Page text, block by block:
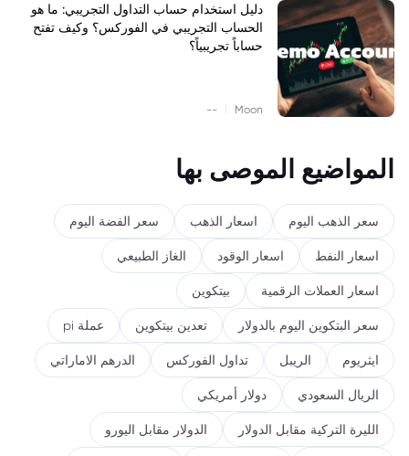
دليل استخدام حساب التداول التجريبي: ما هو
الحساب التجريبي في الفوركس؟ وكيف تفتح
حساباً تجريبياً؟
Moon
--
المواضيع الموصى بها
سعر الذهب اليوم اسعار الذهب سعر الفضة اليوم
اسعار النفط اسعار الوقود الغاز الطبيعي
اسعار العملات الرقمية بيتكوين
سعر البتكوين اليوم بالدولار تعدين بيتكوين عملة pi
ايثريوم الريبل تداول الفوركس الدرهم الاماراتي
الريال السعودي دولار أمريكي
الليرة التركية مقابل الدولار الدولار مقابل اليورو